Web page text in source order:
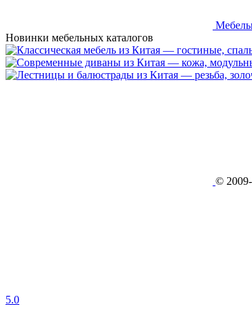
Новинки мебельных каталогов
©
5.0